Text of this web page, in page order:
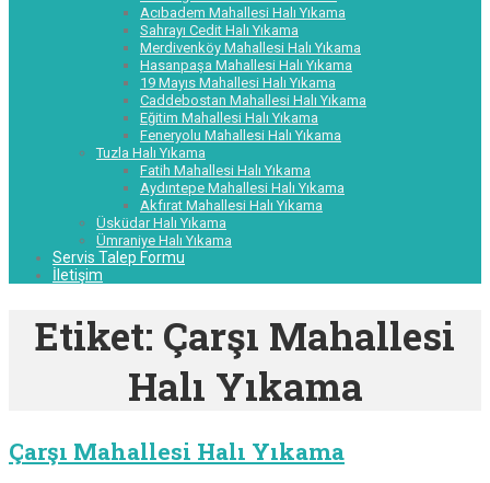
Acıbadem Mahallesi Halı Yıkama
Sahrayı Cedit Halı Yıkama
Merdivenköy Mahallesi Halı Yıkama
Hasanpaşa Mahallesi Halı Yıkama
19 Mayıs Mahallesi Halı Yıkama
Caddebostan Mahallesi Halı Yıkama
Eğitim Mahallesi Halı Yıkama
Feneryolu Mahallesi Halı Yıkama
Tuzla Halı Yıkama
Fatih Mahallesi Halı Yıkama
Aydıntepe Mahallesi Halı Yıkama
Akfırat Mahallesi Halı Yıkama
Üsküdar Halı Yıkama
Ümraniye Halı Yıkama
Servis Talep Formu
İletişim
Etiket: Çarşı Mahallesi
Halı Yıkama
Çarşı Mahallesi Halı Yıkama